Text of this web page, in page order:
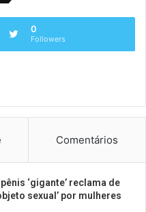
0
Followers
Comentários
‘gigante’ reclama de
sexual’ por mulheres